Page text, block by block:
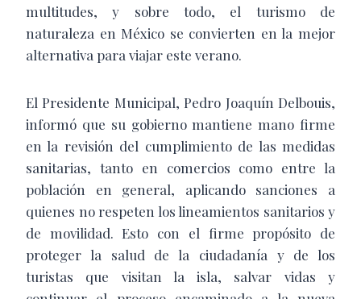
multitudes, y sobre todo, el turismo de
naturaleza en México se convierten en la mejor
alternativa para viajar este verano.
El Presidente Municipal, Pedro Joaquín Delbouis,
informó que su gobierno mantiene mano firme
en la revisión del cumplimiento de las medidas
sanitarias, tanto en comercios como entre la
población en general, aplicando sanciones a
quienes no respeten los lineamientos sanitarios y
de movilidad. Esto con el firme propósito de
proteger la salud de la ciudadanía y de los
turistas que visitan la isla, salvar vidas y